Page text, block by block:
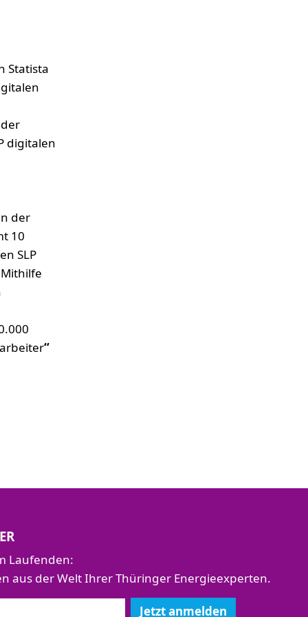
Statista
digitalen
der
10
SLP
“
Laufenden:
aus der Welt Ihrer Thüringer Energieexperten.
Jetzt anmelden